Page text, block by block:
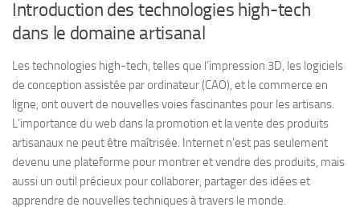
Introduction des technologies high-tech
dans le domaine artisanal
Les technologies high-tech, telles que l’impression 3D, les logiciels
de conception assistée par ordinateur (CAO), et le commerce en
ligne, ont ouvert de nouvelles voies fascinantes pour les artisans.
L’importance du web dans la promotion et la vente des produits
artisanaux ne peut être maîtrisée. Internet n’est pas seulement
devenu une plateforme pour montrer et vendre des produits, mais
aussi un outil précieux pour collaborer, partager des idées et
apprendre de nouvelles techniques à travers le monde.